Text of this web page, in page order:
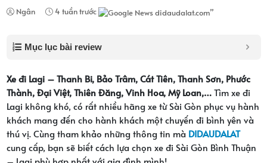
Ngân 4 tuần trước
Mục lục bài review
Xe đi Lagi – Thanh Bi, Bảo Trâm, Cát Tiên, Thanh Sơn, Phước
Thành, Đại Việt, Thiên Đăng, Vinh Hoa, Mỹ Loan,…Tìm xe đi
Lagi không khó, có rất nhiều hãng xe từ Sài Gòn phục vụ hành
khách mang đến cho hành khách một chuyến đi bình yên và
thú vị. Cùng tham khảo những thông tin mà DIDAUDALAT
cung cấp, bạn sẽ biết cách lựa chọn xe đi Sài Gòn Bình Thuận